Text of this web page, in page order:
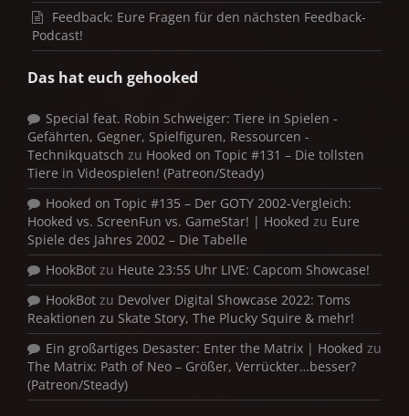
Feedback: Eure Fragen für den nächsten Feedback-
Podcast!
Das hat euch gehooked
Special feat. Robin Schweiger: Tiere in Spielen -
Gefährten, Gegner, Spielfiguren, Ressourcen -
Technikquatsch zu Hooked on Topic #131 – Die tollsten
Tiere in Videospielen! (Patreon/Steady)
Hooked on Topic #135 – Der GOTY 2002-Vergleich:
Hooked vs. ScreenFun vs. GameStar! | Hooked zu Eure
Spiele des Jahres 2002 – Die Tabelle
HookBot zu Heute 23:55 Uhr LIVE: Capcom Showcase!
HookBot zu Devolver Digital Showcase 2022: Toms
Reaktionen zu Skate Story, The Plucky Squire & mehr!
Ein großartiges Desaster: Enter the Matrix | Hooked zu
The Matrix: Path of Neo – Größer, Verrückter…besser?
(Patreon/Steady)